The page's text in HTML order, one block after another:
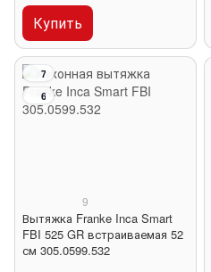
Купить
7
6
9
Вытяжка Franke Inca Smart
FBI 525 GR встраиваемая 52
см 305.0599.532